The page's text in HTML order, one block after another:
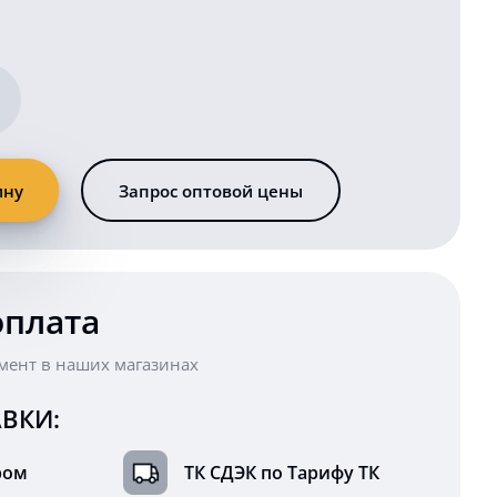
Запрос оптовой цены
в наших магазинах
ТК СДЭК по Тарифу ТК